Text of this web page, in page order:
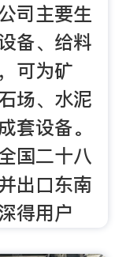
司主要生
备、给料
可为矿
场、水泥
套设备。
国二十八
出口东南
得用户